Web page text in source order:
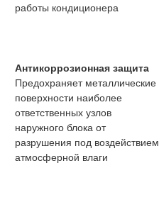
работы кондиционера
Антикоррозионная защита
Предохраняет металлические
поверхности наиболее
ответственных узлов
наружного блока от
разрушения под воздействием
атмосферной влаги